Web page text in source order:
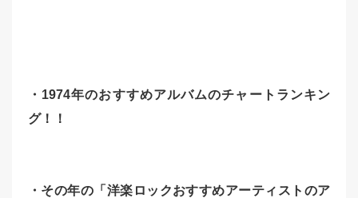
・1974年のおすすめアルバムのチャートランキン
グ！！
・その年の「洋楽ロックおすすめアーティストのア